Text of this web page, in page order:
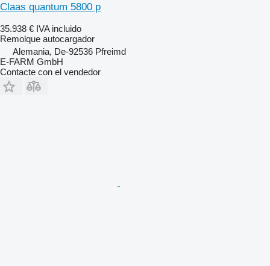
Claas quantum 5800 p
35.938 € IVA incluido
Remolque autocargador
Alemania, De-92536 Pfreimd
E-FARM GmbH
Contacte con el vendedor